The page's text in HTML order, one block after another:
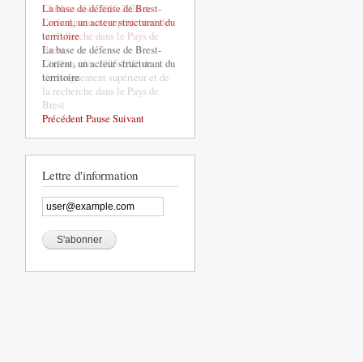
La base de défense de Brest-
Lorient, un acteur structurant du
territoire
La base de défense de Brest-
Lorient, un acteur structurant du
territoire
PrécédentPause Suivant
Lettre d'information